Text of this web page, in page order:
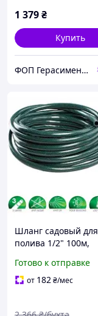
1 379₴
Купить
ФОП Герасименко О. В.
Шланг садовый для
полива 1/2" 100м,
Plastik ( Метеор )
Готово к отправке
от 182₴/мес